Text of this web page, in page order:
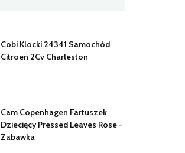
Cobi Klocki 24341 Samochód
Citroen 2Cv Charleston
Cam Copenhagen Fartuszek
Dziecięcy Pressed Leaves Rose -
Zabawka